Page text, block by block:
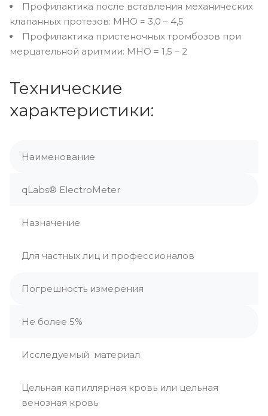
Профилактика после вставления механических
клапанных протезов: МНО = 3,0 – 4,5
Профилактика пристеночных тромбозов при
мерцательной аритмии: МНО = 1,5 – 2
Технические
характеристики:
Наименование
qLabs® ElectroMeter
Назначение
Для частных лиц и профессионалов
Погрешность измерения
Не более 5%
Исследуемый материал
Цельная капиллярная кровь или цельная
венозная кровь